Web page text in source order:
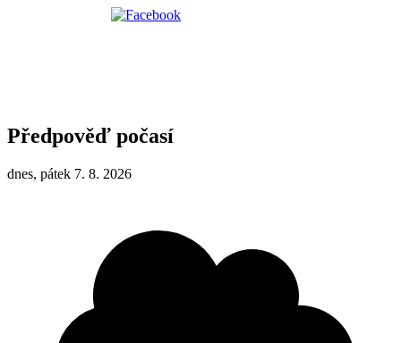
Předpověď počasí
dnes, pátek 7. 8. 2026